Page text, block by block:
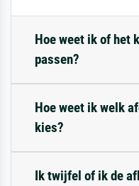
Hoe weet ik of het
passen?
Hoe weet ik welk
kies?
Ik twijfel of ik de